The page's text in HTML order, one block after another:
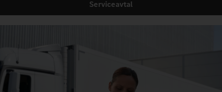
Serviceavtal